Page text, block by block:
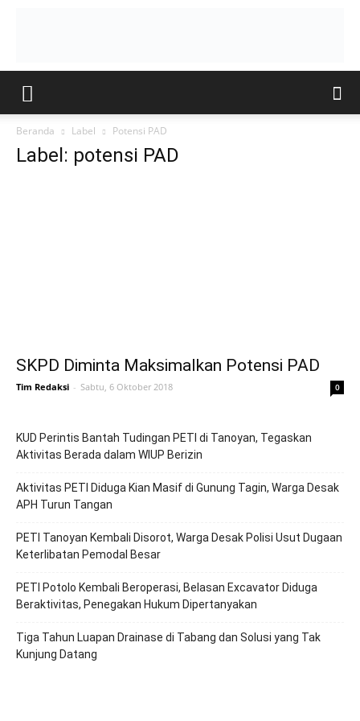
Beranda Label Potensi PAD
Label: potensi PAD
SKPD Diminta Maksimalkan Potensi PAD
Tim Redaksi - Sabtu, 6 Oktober 2018 0
KUD Perintis Bantah Tudingan PETI di Tanoyan, Tegaskan
Aktivitas Berada dalam WIUP Berizin
Aktivitas PETI Diduga Kian Masif di Gunung Tagin, Warga Desak
APH Turun Tangan
PETI Tanoyan Kembali Disorot, Warga Desak Polisi Usut Dugaan
Keterlibatan Pemodal Besar
PETI Potolo Kembali Beroperasi, Belasan Excavator Diduga
Beraktivitas, Penegakan Hukum Dipertanyakan
Tiga Tahun Luapan Drainase di Tabang dan Solusi yang Tak
Kunjung Datang